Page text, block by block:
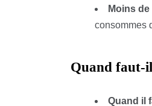
Moins
consommes
Quand faut-
Quand il